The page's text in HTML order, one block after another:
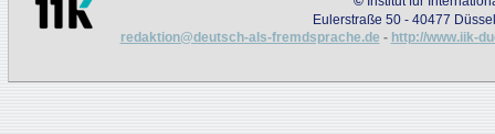
Eulerstraße 50 - 40477
redaktion@deutsch-als-fremdsprache.de - http://www.iik-